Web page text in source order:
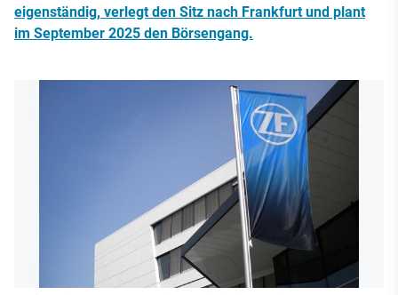
eigenständig, verlegt den Sitz nach Frankfurt und plant
im September 2025 den Börsengang.